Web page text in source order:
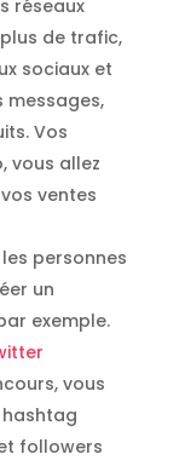
réseaux
de trafic,
sociaux et
Vos
vous allez
ventes
les personnes
un
exemple.
vous
hashtag
followers